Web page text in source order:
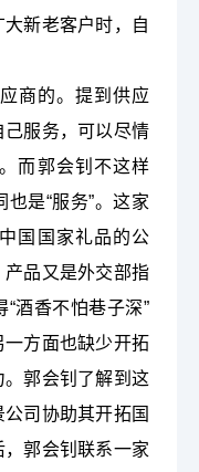
新老客户时，自
商的。提到供应
服务，可以尽情
而郭会钊不这样
也是“服务”。这家
国国家礼品的公
品又是外交部指
酒香不怕巷子深”
方面也缺少开拓
郭会钊了解到这
司协助其开拓国
郭会钊联系一家